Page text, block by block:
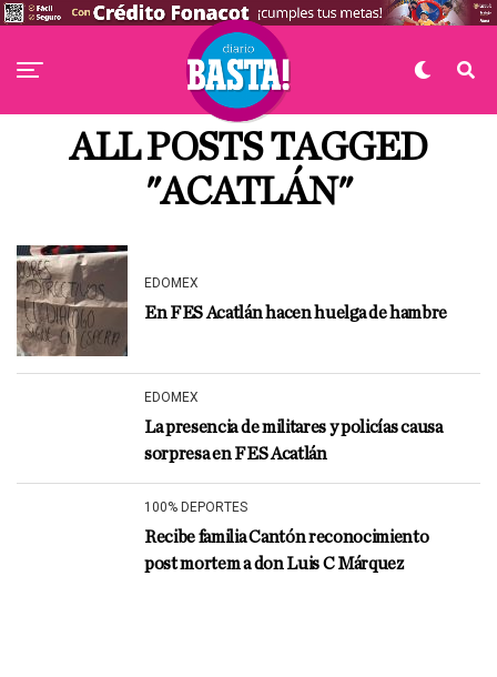
ALL POSTS TAGGED
"ACATLÁN"
EDOMEX
En FES Acatlán hacen huelga de hambre
EDOMEX
La presencia de militares y policías causa
sorpresa en FES Acatlán
100% DEPORTES
Recibe familia Cantón reconocimiento
post mortem a don Luis C Márquez